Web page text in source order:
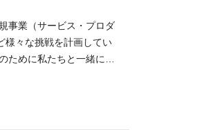
度を維持した効率改善の
ードバックプロセス構築
ロ化（またはそれに近し
社サービスの顧客満足度
タリングと改善策の立
約抑止」や「アップセル
・採用における評価/面
築 ※従事すべき業務の変
ます 募集要件 【必須
おける BtoBカスタマー
における、20名以上の
（KPI設計・改善PDCA）
事業（サービス・プロダ
様々な挑戦を計画してい
ために私たちと一緒に働
務詳細 当社プロダクト
にて、以下の業務をお
ル・チャット）業務の品